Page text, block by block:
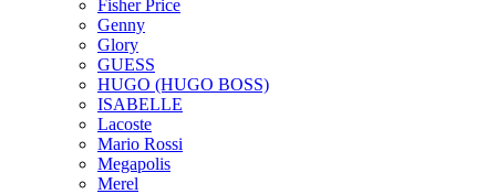
Fisher Price
Genny
Glory
GUESS
HUGO (HUGO BOSS)
ISABELLE
Lacoste
Mario Rossi
Megapolis
Merel